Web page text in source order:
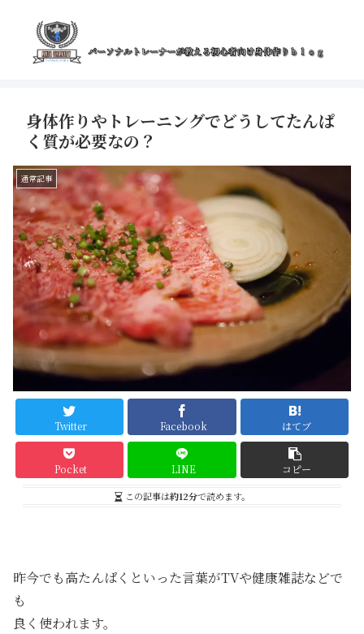
身体作りやトレーニングでどうしてたんぱ
く質が必要なの？
通常記事
Twitter Facebook はてブ
Pocket LINE コピー
この記事は約12分で読めます。
昨今でも高たんぱくといった言葉がTVや健康雑誌などで
も
良く使われます。